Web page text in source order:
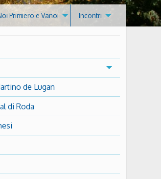
Primiero e Vanoi Incontri
de Lugan
di Roda